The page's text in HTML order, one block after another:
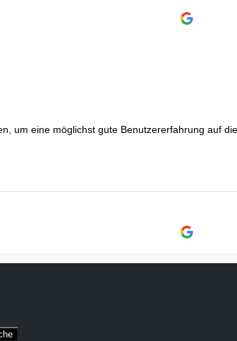
um eine möglichst gute Benutzererfahrung auf